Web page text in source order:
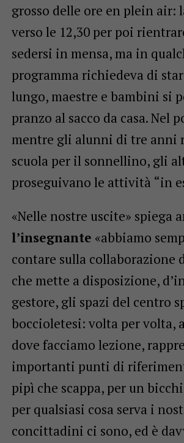
grosso delle ore en plein air:
verso le 12,30 per poi
sedersi in mensa, ma in
programma richiedeva di
lungo, maestre e bambini si
pranzo al sacco da casa. Nel
mentre gli alunni di tre anni
scuola per il sonnellino, gli
proseguivano le attività “in
«Nelle nostre uscite» spiega
l’insegnante «abbiamo
contare sulla collaborazione
che mette a disposizione,
gestore, gli spazi del centro
boccioletesi: volta per volta,
dove facciamo lezione,
importanti punti di
pipì che scappa, per un
per qualsiasi cosa serva i
concittadini ci sono, ed è